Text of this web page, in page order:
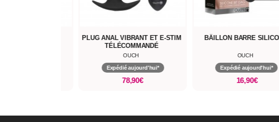
PLUG ANAL VIBRANT ET E-STIM
TÉLÉCOMMANDÉ
OUCH
Expédié aujourd'hui*
78,90€
BÂILLON BARRE SILICONE
OUCH
Expédié aujourd'hui*
16,90€